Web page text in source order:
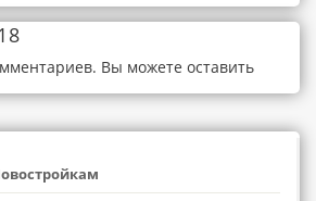
Вы можете оставить